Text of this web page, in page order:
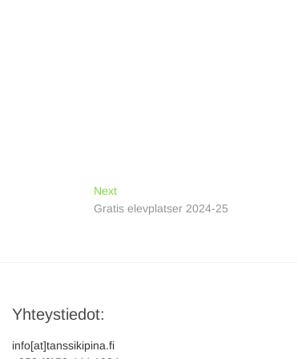
NextNext
post:
Gratis elevplatser 2024-25
Yhteystiedot:
info[at]tanssikipina.fi